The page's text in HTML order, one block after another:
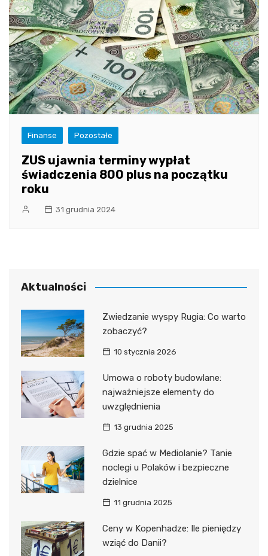
Finanse Pozostałe
ZUS ujawnia terminy wypłat
świadczenia 800 plus na początku
roku
31 grudnia 2024
Aktualności
Zwiedzanie wyspy Rugia: Co warto
zobaczyć?
10 stycznia 2026
Umowa o roboty budowlane:
najważniejsze elementy do
uwzględnienia
13 grudnia 2025
Gdzie spać w Mediolanie? Tanie
noclegi u Polaków i bezpieczne
dzielnice
11 grudnia 2025
Ceny w Kopenhadze: Ile pieniędzy
wziąć do Danii?